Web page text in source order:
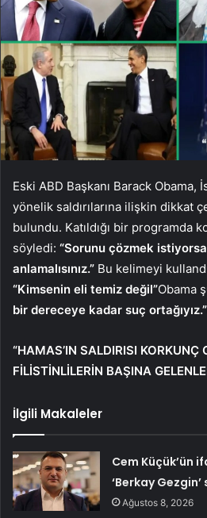
Eski ABD Başkanı Barack Obama,
yönelik saldırılarına ilişkin dikkat
bulundu. Katıldığı bir programda
söyledi: “Sorunu çözmek
anlamalısınız.” Bu kelimeyi
“Kimsenin eli temiz değil”Obama
bir dereceye kadar suç ortağıyız.”
“HAMAS’IN SALDIRISI KORKUNÇ
FİLİSTİNLİLERİN BAŞINA
İlgili Makaleler
Cem Küçük’ün
‘Berkay
Ağustos 8, 2026